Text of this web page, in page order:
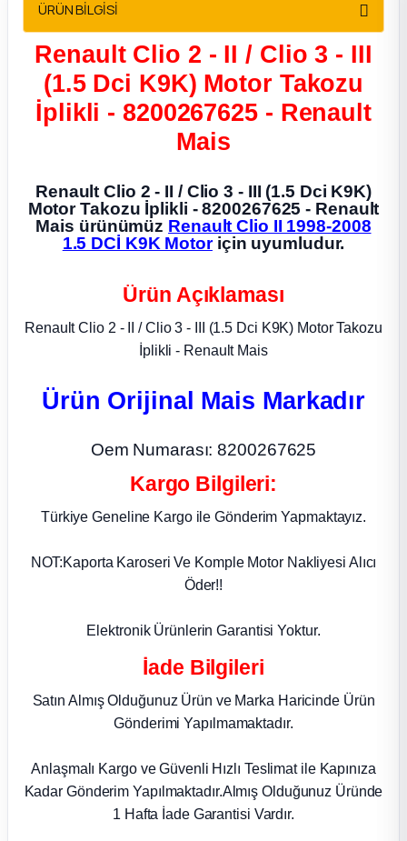
Sedan
Parça
ÜRÜN BİLGİSİ
Renault Clio 2 - II / Clio 3 - III
(1.5 Dci K9K) Motor Takozu
İplikli - 8200267625 - Renault
Mais
Renault Clio 2 - II / Clio 3 - III (1.5 Dci K9K)
Motor Takozu İplikli - 8200267625 - Renault
Mais ürünümüz Renault Clio II 1998-2008
1.5 DCİ K9K Motoriçin uyumludur.
Ürün Açıklaması
Renault Clio 2 - II / Clio 3 - III (1.5 Dci K9K) Motor Takozu
İplikli - Renault Mais
Ürün Orijinal Mais Markadır
Oem Numarası: 8200267625
Kargo Bilgileri:
Türkiye Geneline Kargo ile Gönderim Yapmaktayız.
NOT:Kaporta Karoseri Ve Komple Motor Nakliyesi Alıcı
Öder!!
Elektronik Ürünlerin Garantisi Yoktur.
İade Bilgileri
Satın Almış Olduğunuz Ürün ve Marka Haricinde Ürün
Gönderimi Yapılmamaktadır.
Anlaşmalı Kargo ve Güvenli Hızlı Teslimat ile Kapınıza
Kadar Gönderim Yapılmaktadır.Almış Olduğunuz Üründe
1 Hafta İade Garantisi Vardır.